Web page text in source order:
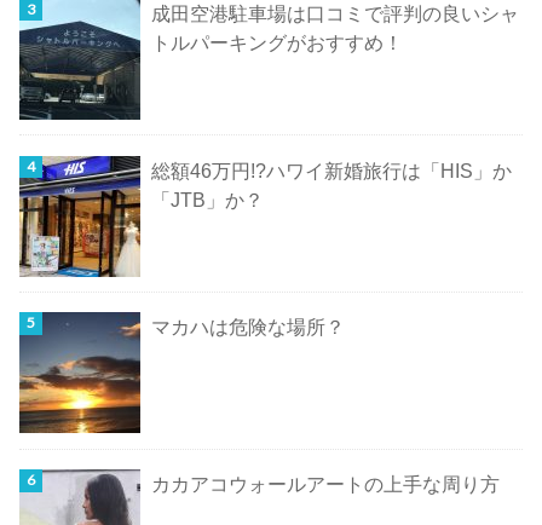
成田空港駐車場は口コミで評判の良いシャ
トルパーキングがおすすめ！
総額46万円!?ハワイ新婚旅行は「HIS」か
「JTB」か？
マカハは危険な場所？
カカアコウォールアートの上手な周り方